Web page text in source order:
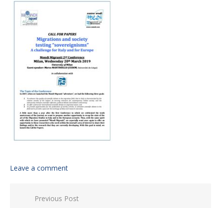
Leave a comment
Post navigation
Previous Post